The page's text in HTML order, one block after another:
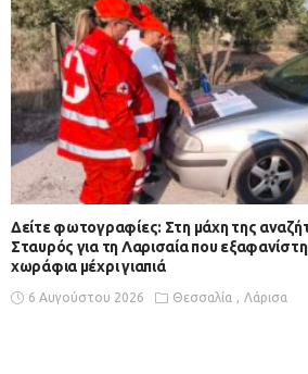
Δείτε φωτογραφίες: Στη μάχη της
Σταυρός για τη Λαρισαία που
χωράφια μέχρι γιαπιά
6 Αυγούστου 2026 Θεσσαλία Λάρισα